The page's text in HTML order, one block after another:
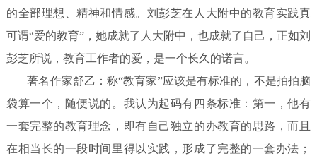
的全部理想、精神和情感。刘彭芝在人大附中的教育实践真
可谓“爱的教育”，她成就了人大附中，也成就了自己，正如刘
彭芝所说，教育工作者的爱，是一个长久的诺言。
著名作家舒乙：称“教育家”应该是有标准的，不是拍拍脑
袋算一个，随便说的。我认为起码有四条标准：第一，他有
一套完整的教育理念，即有自己独立的办教育的思路，而且
在相当长的一段时间里得以实践，形成了完整的一套办法；